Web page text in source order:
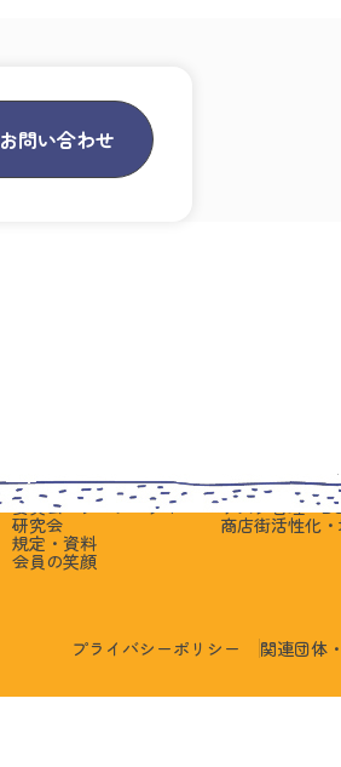
お問い合わせ
交流の場
委員会・プロジェクト
研究会
規定・資料
会員の笑顔
生産性改善支
工場診断支援
リスク管理・
商店街活性化
プライバシーポリシー 関連団体